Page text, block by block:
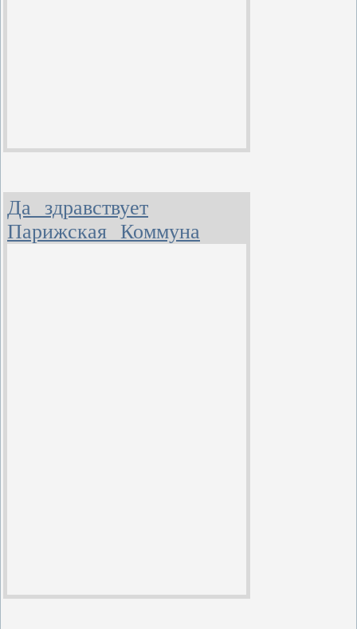
Да здравствует
Парижская Коммуна